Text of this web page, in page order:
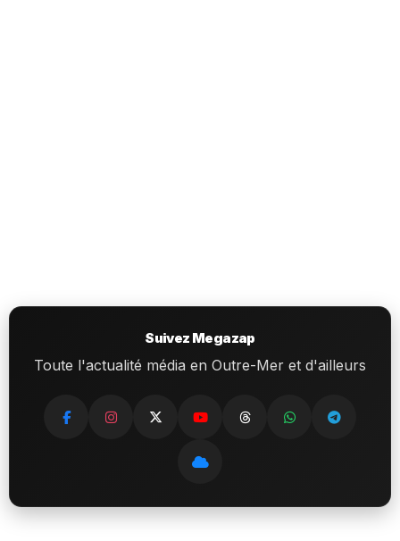
Suivez Megazap
Toute l'actualité média en Outre-Mer et d'ailleurs